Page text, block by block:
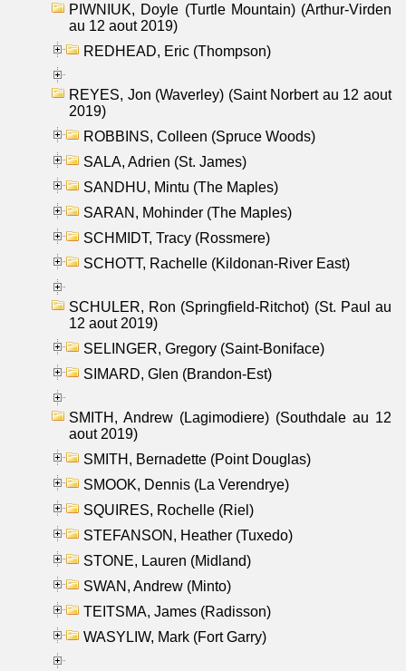
PIWNIUK, Doyle (Turtle Mountain) (Arthur-Virden
au 12 aout 2019)
REDHEAD, Eric (Thompson)
REYES, Jon (Waverley) (Saint Norbert au 12 aout
2019)
ROBBINS, Colleen (Spruce Woods)
SALA, Adrien (St. James)
SANDHU, Mintu (The Maples)
SARAN, Mohinder (The Maples)
SCHMIDT, Tracy (Rossmere)
SCHOTT, Rachelle (Kildonan-River East)
SCHULER, Ron (Springfield-Ritchot) (St. Paul au
12 aout 2019)
SELINGER, Gregory (Saint-Boniface)
SIMARD, Glen (Brandon-Est)
SMITH, Andrew (Lagimodiere) (Southdale au 12
aout 2019)
SMITH, Bernadette (Point Douglas)
SMOOK, Dennis (La Verendrye)
SQUIRES, Rochelle (Riel)
STEFANSON, Heather (Tuxedo)
STONE, Lauren (Midland)
SWAN, Andrew (Minto)
TEITSMA, James (Radisson)
WASYLIW, Mark (Fort Garry)